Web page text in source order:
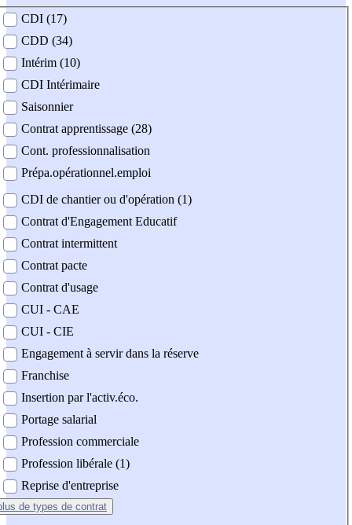
contrat
CDI (17)
CDD (34)
Intérim (10)
CDI Intérimaire
Saisonnier
Contrat apprentissage (28)
Cont. professionnalisation
Prépa.opérationnel.emploi
CDI de chantier ou d'opération (1)
Contrat d'Engagement Educatif
Contrat intermittent
Contrat pacte
Contrat d'usage
CUI - CAE
CUI - CIE
Engagement à servir dans la réserve
Franchise
Insertion par l'activ.éco.
Portage salarial
Profession commerciale
Profession libérale (1)
Reprise d'entreprise
de types de contrat